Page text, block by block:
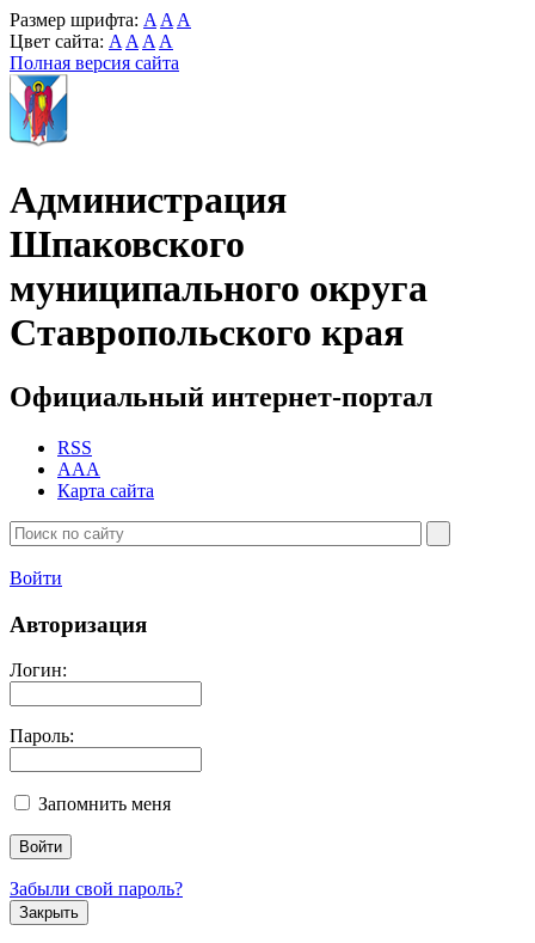
Размер шрифта: A A A
Цвет сайта: A A A A
Полная версия сайта
Администрация
Шпаковского
муниципального округа
Ставропольского края
Официальный интернет-портал
RSS
AAA
Карта сайта
Войти
Авторизация
Логин:
Пароль:
Запомнить меня
Забыли свой пароль?
Закрыть